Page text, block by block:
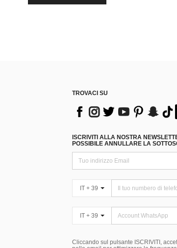
TROVACI SU
ISCRIVITI ALLA NOSTRA
POSSIBILE ANNULLARE LA
IT + 39
IT + 39
Cliccando sul pulsante ISCRIVITI,